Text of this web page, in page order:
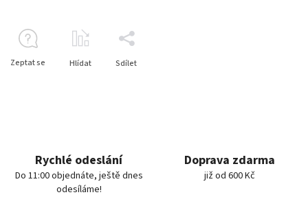
Zeptat se Hlídat Sdílet
Rychlé odeslání
Do 11:00 objednáte, ještě dnes
odesíláme!
Doprava zdarma
již od 600 Kč